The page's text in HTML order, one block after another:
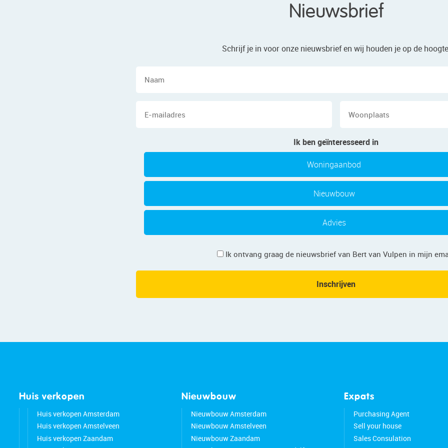
Nieuwsbrief
Schrijf je in voor onze nieuwsbrief en wij houden je op de
Ik ben geïnteresseerd in
Woningaanbod
Nieuwbouw
Advies
Privacy
Ik ontvang graag de nieuwsbrief van Bert van Vulpen in mijn
Inschrijven
Huis verkopen
Huis verkopen Amsterdam
Huis verkopen Amstelveen
Huis verkopen Zaandam
Nieuwbouw
Nieuwbouw Amsterdam
Nieuwbouw Amstelveen
Nieuwbouw Zaandam
Expats
Purchasing Agent
Sell your house
Sales Consulation